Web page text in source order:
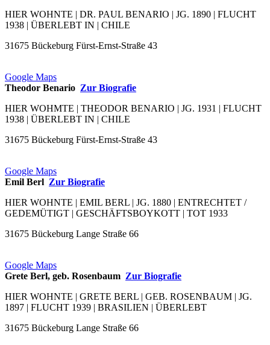
HIER WOHNTE | DR. PAUL BENARIO | JG. 1890 | FLUCHT
1938 | ÜBERLEBT IN | CHILE
31675 Bückeburg Fürst-Ernst-Straße 43
Google Maps
Theodor Benario Zur Biografie
HIER WOHMTE | THEODOR BENARIO | JG. 1931 | FLUCHT
1938 | ÜBERLEBT IN | CHILE
31675 Bückeburg Fürst-Ernst-Straße 43
Google Maps
Emil Berl Zur Biografie
HIER WOHNTE | EMIL BERL | JG. 1880 | ENTRECHTET /
GEDEMÜTIGT | GESCHÄFTSBOYKOTT | TOT 1933
31675 Bückeburg Lange Straße 66
Google Maps
Grete Berl, geb. Rosenbaum Zur Biografie
HIER WOHNTE | GRETE BERL | GEB. ROSENBAUM | JG.
1897 | FLUCHT 1939 | BRASILIEN | ÜBERLEBT
31675 Bückeburg Lange Straße 66